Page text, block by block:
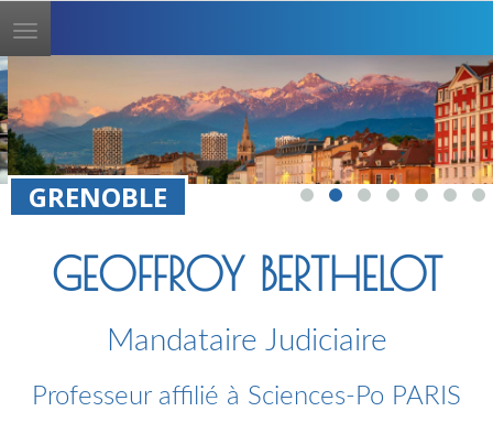
Toggle
navigation
GRENOBLE
GEOFFROY BERTHELOT
Mandataire Judiciaire
Professeur affilié à Sciences-Po PARIS